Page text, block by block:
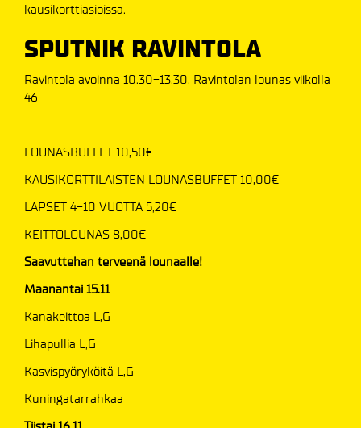
kausikorttiasioissa.
SPUTNIK RAVINTOLA
Ravintola avoinna 10.30-13.30. Ravintolan lounas viikolla
46
LOUNASBUFFET 10,50€
KAUSIKORTTILAISTEN LOUNASBUFFET 10,00€
LAPSET 4-10 VUOTTA 5,20€
​​​​​​​KEITTOLOUNAS 8,00€
Saavuttehan terveenä lounaalle!
Maanantai 15.11
Kanakeittoa L,G
Lihapullia L,G
Kasvispyöryköitä L,G
Kuningatarrahkaa